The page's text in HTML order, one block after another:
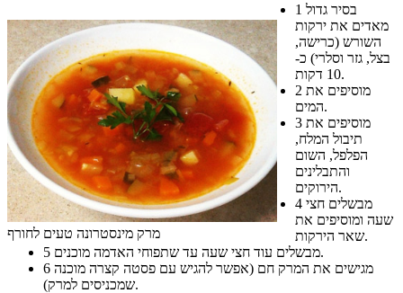
מרק מינסטרונה טעים לחורף
1
מאדים את ירקות
השורש (כרישה,
בצל, גזר וסלרי) כ-
10 דקות.
2
המים.
3
תיבול המלח,
הפלפל, השום
והתבלינים
הירוקים.
4
שעה ומוסיפים את
שאר הירקות.
5
מבשלים עוד חצי שעה עד שתפוחי האדמה מוכנים.
6
שמכניסים למרק).